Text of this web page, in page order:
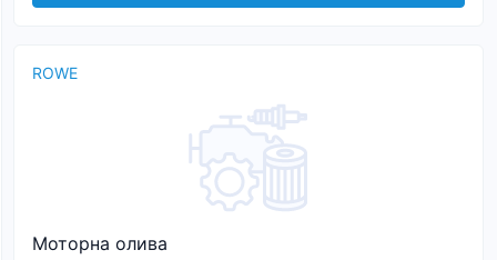
ROWE
Моторна олива